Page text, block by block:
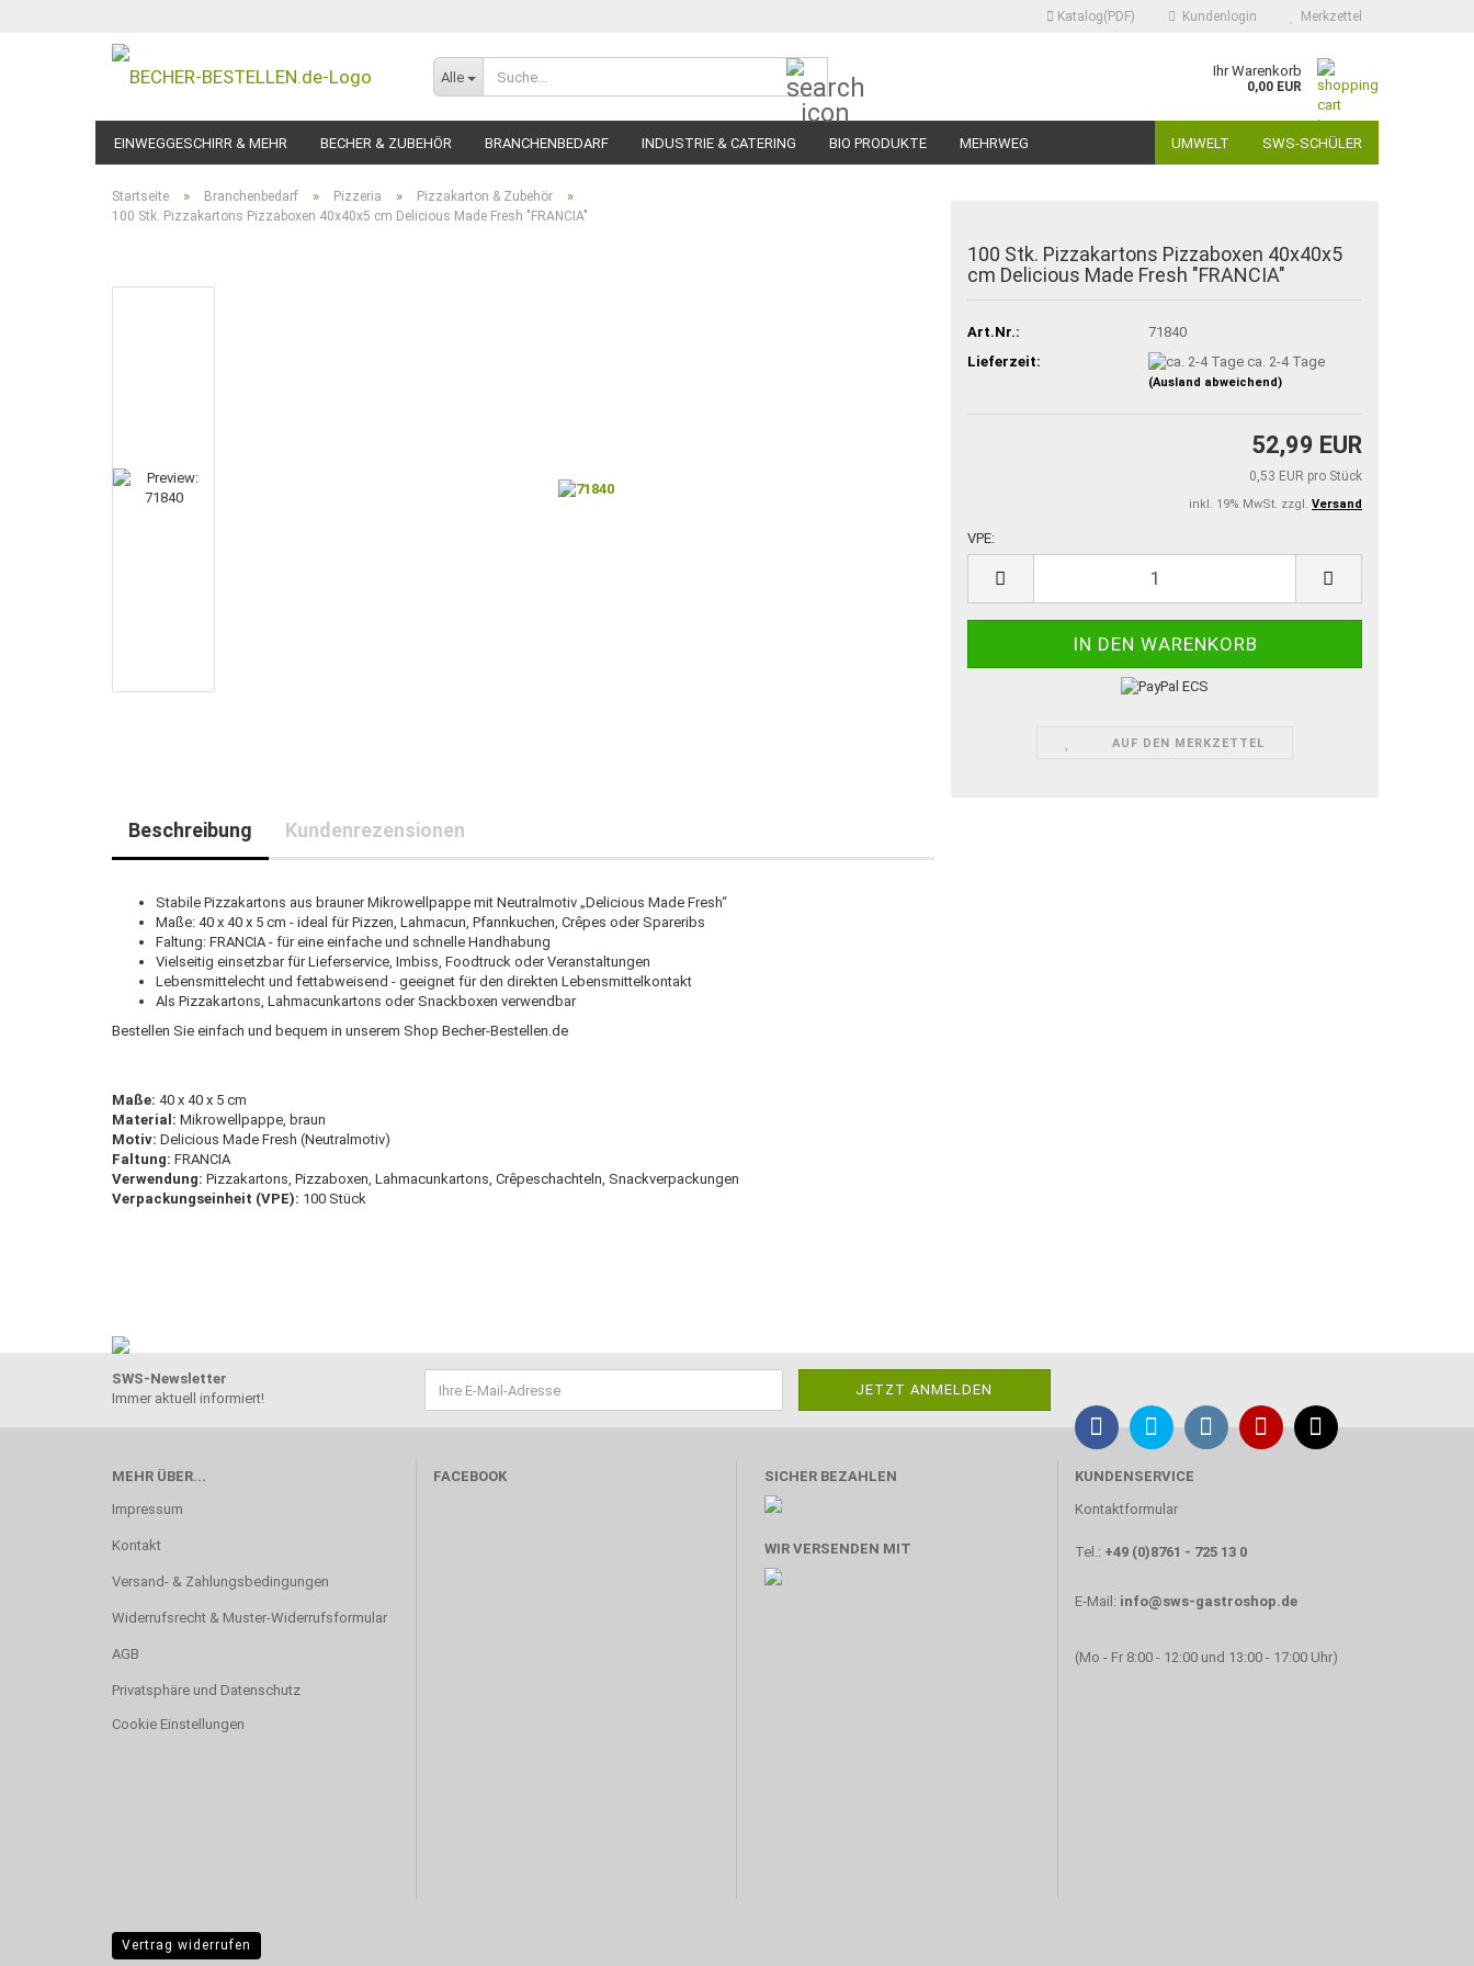
Katalog(PDF) Kundenlogin Merkzettel
Alle Ihr Warenkorb
0,00 EUR
EINWEGGESCHIRR & MEHR BECHER & ZUBEHÖR BRANCHENBEDARF INDUSTRIE & CATERING BIO PRODUKTE MEHRWEG UMWELT SWS-SCHÜLER
Startseite » Branchenbedarf » Pizzeria » Pizzakarton & Zubehör »
100 Stk. Pizzakartons Pizzaboxen 40x40x5 cm Delicious Made Fresh "FRANCIA"
100 Stk. Pizzakartons Pizzaboxen 40x40x5
cm Delicious Made Fresh "FRANCIA"
Art.Nr.:
71840
Lieferzeit:
ca. 2-4 Tage
(Ausland abweichend)
52,99 EUR
0,53 EUR pro Stück
inkl. 19% MwSt. zzgl. Versand
VPE:
AUF DEN MERKZETTEL
Beschreibung Kundenrezensionen
Stabile Pizzakartons aus brauner Mikrowellpappe mit Neutralmotiv „Delicious Made Fresh“
Maße: 40 x 40 x 5 cm - ideal für Pizzen, Lahmacun, Pfannkuchen, Crêpes oder Spareribs
Faltung: FRANCIA - für eine einfache und schnelle Handhabung
Vielseitig einsetzbar für Lieferservice, Imbiss, Foodtruck oder Veranstaltungen
Lebensmittelecht und fettabweisend - geeignet für den direkten Lebensmittelkontakt
Als Pizzakartons, Lahmacunkartons oder Snackboxen verwendbar
Bestellen Sie einfach und bequem in unserem Shop Becher-Bestellen.de
Maße: 40 x 40 x 5 cm
Material: Mikrowellpappe, braun
Motiv: Delicious Made Fresh (Neutralmotiv)
Faltung: FRANCIA
Verwendung: Pizzakartons, Pizzaboxen, Lahmacunkartons, Crêpeschachteln, Snackverpackungen
Verpackungseinheit (VPE): 100 Stück
SWS-Newsletter
Immer aktuell informiert!
MEHR ÜBER...
Impressum
Kontakt
Versand- & Zahlungsbedingungen
Widerrufsrecht & Muster-Widerrufsformular
AGB
Privatsphäre und Datenschutz
Cookie Einstellungen
FACEBOOK SICHER BEZAHLEN
WIR VERSENDEN MIT
KUNDENSERVICE
Kontaktformular
Tel.: +49 (0)8761 - 725 13 0
E-Mail: info@sws-gastroshop.de
(Mo - Fr 8:00 - 12:00 und 13:00 - 17:00 Uhr)
Vertrag widerrufen